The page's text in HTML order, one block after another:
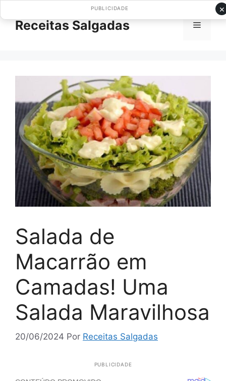
paraReceitas Salgadas Menu
Salada de
Macarrão em
Camadas! Uma
Salada Maravilhosa
20/06/2024 Por Receitas Salgadas
PUBLICIDADE
×
PUBLICIDADE